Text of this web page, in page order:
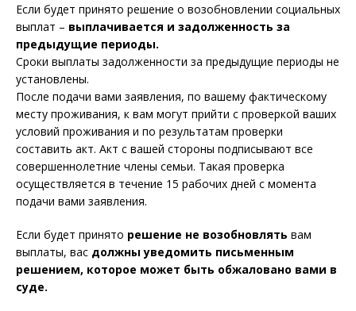
Если будет принято решение о возобновлении социальных
выплат – выплачивается и задолженность за
предыдущие периоды.
Сроки выплаты задолженности за предыдущие периоды не
установлены.
После подачи вами заявления, по вашему фактическому
месту проживания, к вам могут прийти с проверкой ваших
условий проживания и по результатам проверки
составить акт. Акт с вашей стороны подписывают все
совершеннолетние члены семьи. Такая проверка
осуществляется в течение 15 рабочих дней с момента
подачи вами заявления.
Если будет принято решение не возобновлять вам
выплаты, вас должны уведомить письменным
решением, которое может быть обжаловано вами в
суде.